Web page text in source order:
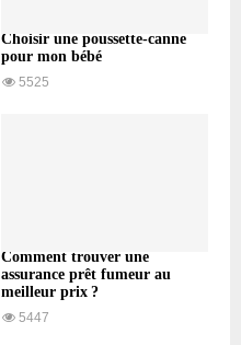
Choisir une poussette-canne
pour mon bébé
5525
Comment trouver une
assurance prêt fumeur au
meilleur prix ?
5447